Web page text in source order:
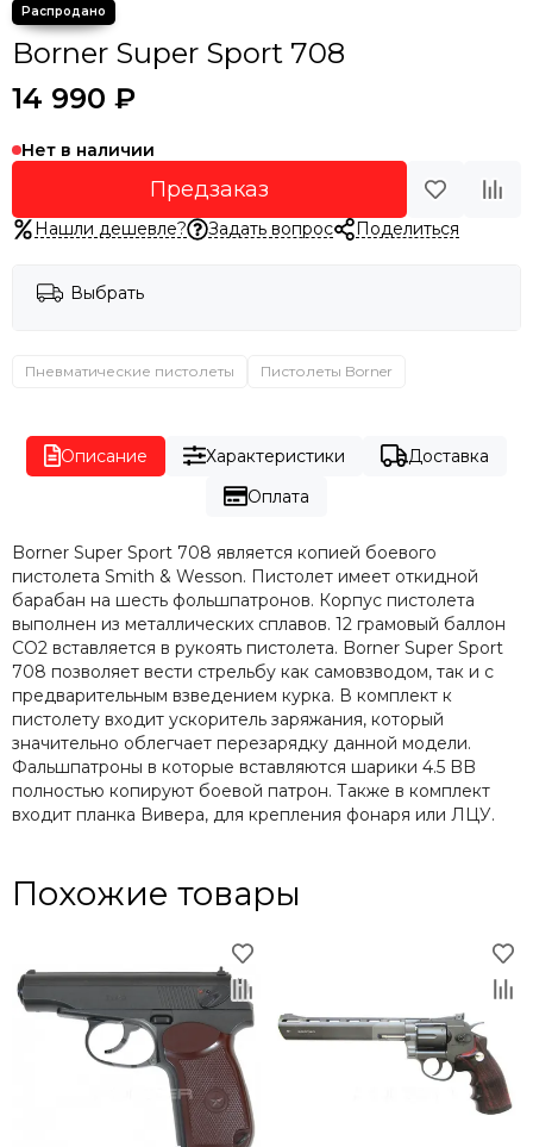
Borner Super Sport 708
14 990 ₽
Нет в наличии
Предзаказ
Нашли дешевле? Задать вопрос Поделиться
Выбрать
Пневматические пистолеты Пистолеты Borner
Описание Характеристики
Доставка
Оплата
Borner Super Sport 708 является копией боевого
пистолета Smith & Wesson. Пистолет имеет откидной
барабан на шесть фольшпатронов. Корпус пистолета
выполнен из металлических сплавов. 12 грамовый баллон
CO2 вставляется в рукоять пистолета. Borner Super Sport
708 позволяет вести стрельбу как самовзводом, так и с
предварительным взведением курка. В комплект к
пистолету входит ускоритель заряжания, который
значительно облегчает перезарядку данной модели.
Фальшпатроны в которые вставляются шарики 4.5 BB
полностью копируют боевой патрон. Также в комплект
входит планка Вивера, для крепления фонаря или ЛЦУ.
Похожие товары